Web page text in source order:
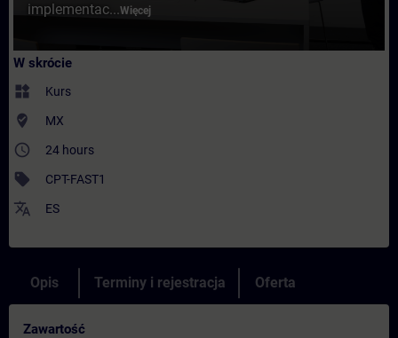
implementac...Więcej
W skrócie
widgets Kurs
where_to_vote MX
access_time 24 hours
sell CPT-FAST1
translate ES
Opis Terminy i rejestracja Oferta
Zawartość